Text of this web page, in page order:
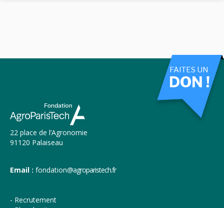
22 place de l’Agronomie
91120 Palaiseau
Email : fondation@agroparistech.fr
Recrutement
FAITES UN
DON !